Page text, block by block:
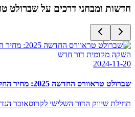
חדשות ומבחני דרכים עלשברולט
השקה מקומית דור חדש
2024-11-20
שברולט טראוורס החדשה 2025: מחיר החל מ- 339,990 ש"ח
תחילת שיווק הדור השלישי לקרוסאובר